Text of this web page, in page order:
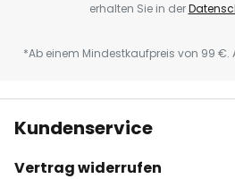
erhalten Sie in der
*Ab einem Mindestkaufpreis von 99
Kundenservice
Vertrag widerrufen